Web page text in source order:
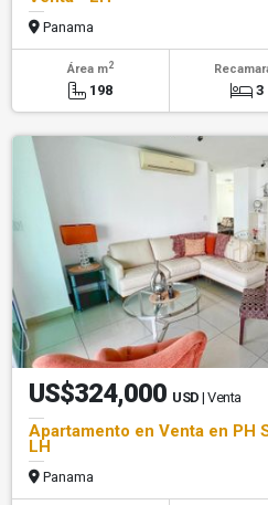
Panama
Área m2
198 3
US$324,000 USD | Venta
Apartamento en Venta en PH
LH
Panama